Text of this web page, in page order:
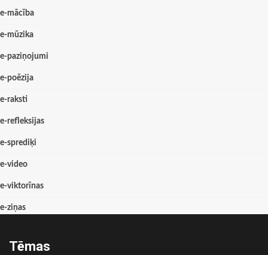
e-mācība
e-mūzika
e-paziņojumi
e-poēzija
e-raksti
e-refleksijas
e-sprediķi
e-video
e-viktorīnas
e-ziņas
Tēmas